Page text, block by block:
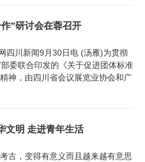
”研讨会在蓉召开
四川新闻9月30日电 (汤雁)为贯彻
委联合印发的《关于促进团体标准
神，由四川省会议展览业协会和广
文明 走进青年生活
古，变得有意义而且越来越有意思